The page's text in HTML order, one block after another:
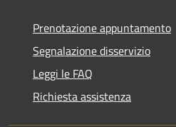
Prenotazione appuntamento
Segnalazione disservizio
Leggi le FAQ
Richiesta assistenza